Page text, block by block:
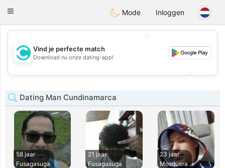
olombiaCitas
Toggle
Mode Inloggen
💖
💕
Vind je perfecte match
Download nu onze dating-app!
Dating Man Cundinamarca
58 jaar
Fusagasuga
21 jaar
Fusagasuga
23 jaar
Mosquera